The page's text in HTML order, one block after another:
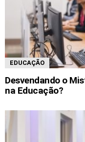
EDUCAÇÃO
Desvendando o
na Educação?